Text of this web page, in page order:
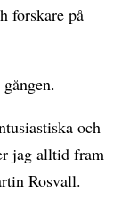
forskare på
och
jag alltid fram
Rosvall.